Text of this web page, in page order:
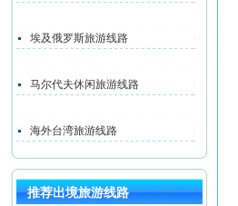
埃及俄罗斯旅游线路
马尔代夫休闲旅游线路
海外台湾旅游线路
推荐出境旅游线路